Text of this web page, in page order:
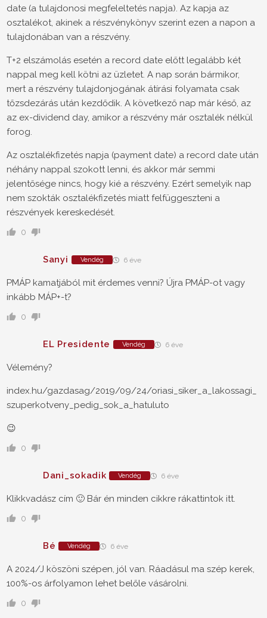
date (a tulajdonosi megfeleltetés napja). Az kapja az
osztalékot, akinek a részvénykönyv szerint ezen a napon a
tulajdonában van a részvény.
T+2 elszámolás esetén a record date előtt legalább két
nappal meg kell kötni az üzletet. A nap során bármikor,
mert a részvény tulajdonjogának átírási folyamata csak
tőzsdezárás után kezdődik. A következő nap már késő, az
az ex-dividend day, amikor a részvény már osztalék nélkül
forog.
Az osztalékfizetés napja (payment date) a record date után
néhány nappal szokott lenni, és akkor már semmi
jelentősége nincs, hogy kié a részvény. Ezért semelyik nap
nem szokták osztalékfizetés miatt felfüggeszteni a
részvények kereskedését.
0
Sanyi Vendég 6 éve
PMÁP kamatjából mit érdemes venni? Újra PMÁP-ot vagy
inkább MÁP+-t?
0
EL Presidente Vendég 6 éve
Vélemény?
index.hu/gazdasag/2019/09/24/oriasi_siker_a_lakossagi_
szuperkotveny_pedig_sok_a_hatuluto
😉
0
Dani_sokadik Vendég 6 éve
Klikkvadász cím 🙂 Bár én minden cikkre rákattintok itt.
0
Bé Vendég 6 éve
A 2024/J köszöni szépen, jól van. Ráadásul ma szép kerek,
100%-os árfolyamon lehet belőle vásárolni.
0